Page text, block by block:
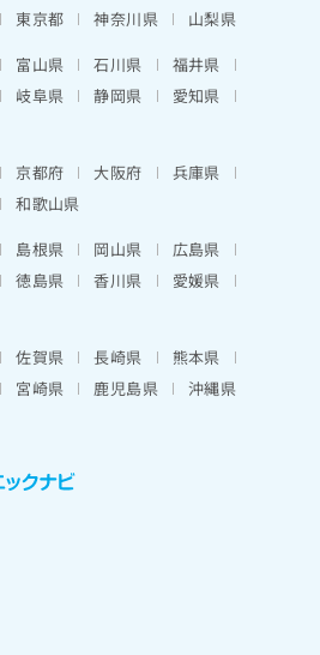
東京都 神奈川県
山梨県
富山県 石川県
福井県
岐阜県 静岡県
愛知県
京都府 大阪府
兵庫県
和歌山県
島根県 岡山県
広島県
徳島県 香川県
愛媛県
佐賀県 長崎県
熊本県
宮崎県 鹿児島県 沖縄県